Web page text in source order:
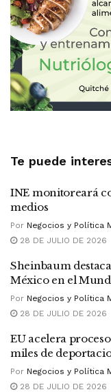
Te puede
INE monitoreará
medios
Por Negocios y Política
28 DE JULIO DE 2026
Sheinbaum
México en el
Por Negocios y Política
28 DE JULIO DE 2026
EU acelera
miles de
Por Negocios y Política
28 DE JULIO DE 2026